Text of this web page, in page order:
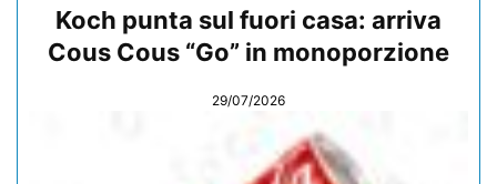
Koch punta sul fuori casa: arriva
Cous Cous “Go” in monoporzione
29/07/2026